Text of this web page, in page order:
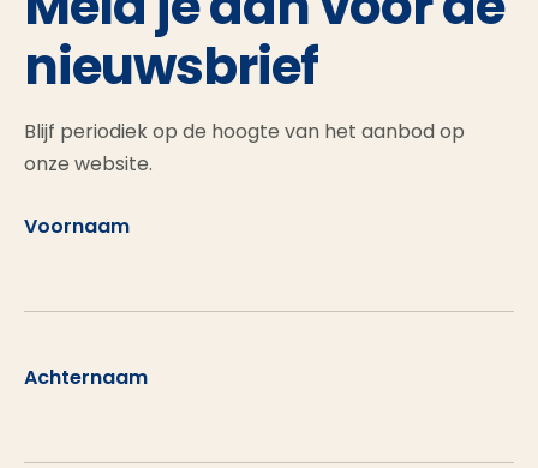
nieuwsbrief
Blijf periodiek op de hoogte van het aanbod op
onze website.
Voornaam
Achternaam